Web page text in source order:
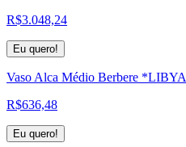
R$3.048,24
Eu quero!
Vaso Alca Médio Berbere *LIBYA
R$636,48
Eu quero!